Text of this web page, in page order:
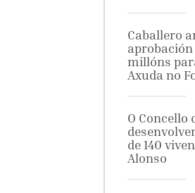
Caballero
aprobación
millóns
Axuda no
O Concello
de 140
Alonso